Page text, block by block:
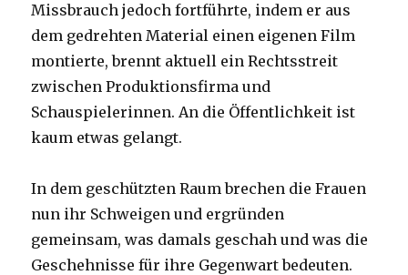
Missbrauch jedoch fortführte, indem er aus
dem gedrehten Material einen eigenen Film
montierte, brennt aktuell ein Rechtsstreit
zwischen Produktionsfirma und
Schauspielerinnen. An die Öffentlichkeit ist
kaum etwas gelangt.
In dem geschützten Raum brechen die Frauen
nun ihr Schweigen und ergründen
gemeinsam, was damals geschah und was die
Geschehnisse für ihre Gegenwart bedeuten.